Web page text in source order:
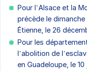
Pour l’Alsace et la
précède le
Étienne, le 26
Pour les
l’abolition de
en Guadeloupe, le